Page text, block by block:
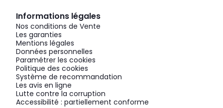
Informations légales
Nos conditions de Vente
Les garanties
Mentions légales
Données personnelles
Paramétrer les cookies
Politique des cookies
Système de recommandation
Les avis en ligne
Lutte contre la corruption
Accessibilité : partiellement conforme